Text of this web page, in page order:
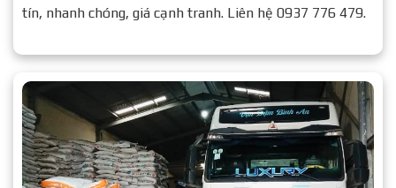
tín, nhanh chóng, giá cạnh tranh. Liên hệ 0937 776 479.